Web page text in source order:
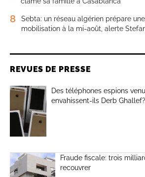
8
Sebta: un réseau algérien prépare
mobilisation à la mi-août, alerte
REVUES DE PRESSE
Des téléphones espions
envahissent-ils Derb Ghallef?
Fraude fiscale: trois
recouvrer